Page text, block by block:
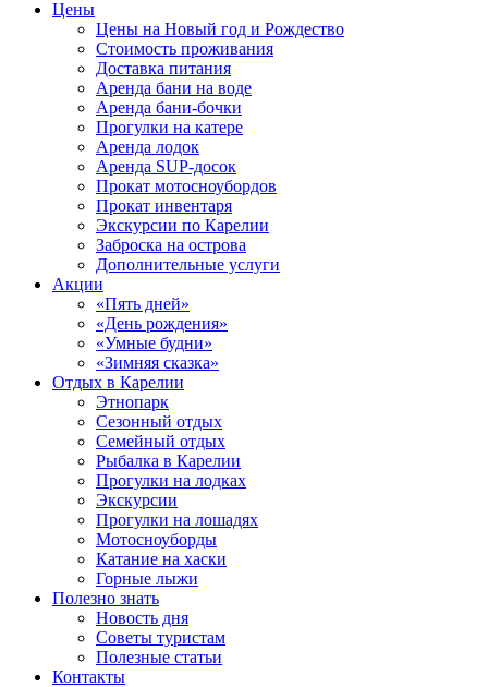
Цены
Цены на Новый год и Рождество
Стоимость проживания
Доставка питания
Аренда бани на воде
Аренда бани-бочки
Прогулки на катере
Аренда лодок
Аренда SUP-досок
Прокат мотосноубордов
Прокат инвентаря
Экскурсии по Карелии
Заброска на острова
Дополнительные услуги
Акции
«Пять дней»
«День рождения»
«Умные будни»
«Зимняя сказка»
Отдых в Карелии
Этнопарк
Сезонный отдых
Семейный отдых
Рыбалка в Карелии
Прогулки на лодках
Экскурсии
Прогулки на лошадях
Мотосноуборды
Катание на хаски
Горные лыжи
Полезно знать
Новость дня
Советы туристам
Полезные статьи
Контакты